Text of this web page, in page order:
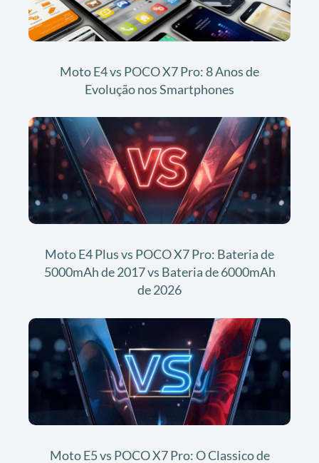
Moto E4 vs POCO X7 Pro: 8 Anos de
Evolução nos Smartphones
Moto E4 Plus vs POCO X7 Pro: Bateria de
5000mAh de 2017 vs Bateria de 6000mAh
de 2026
Moto E5 vs POCO X7 Pro: O Classico de